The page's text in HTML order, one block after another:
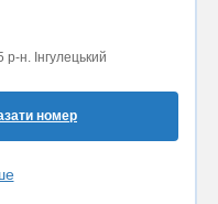
р-н. Інгулецький
номер